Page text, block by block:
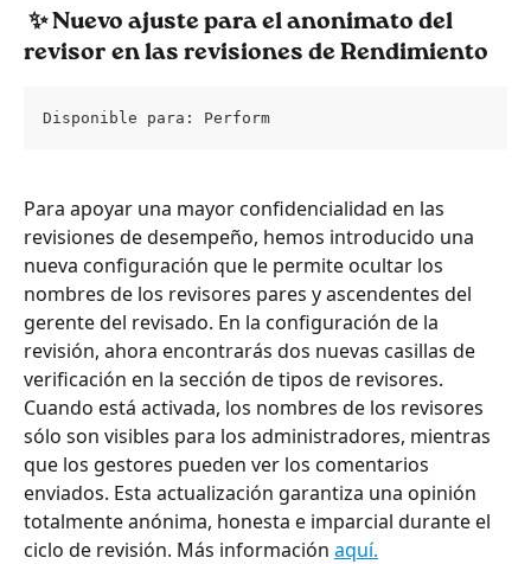
revisor en las revisiones de Rendimiento
Disponible para: Perform
Para apoyar una mayor confidencialidad en las
revisiones de desempeño, hemos introducido una
nueva configuración que le permite ocultar los
nombres de los revisores pares y ascendentes del
gerente del revisado. En la configuración de la
revisión, ahora encontrarás dos nuevas casillas de
verificación en la sección de tipos de revisores.
Cuando está activada, los nombres de los revisores
sólo son visibles para los administradores, mientras
que los gestores pueden ver los comentarios
enviados. Esta actualización garantiza una opinión
totalmente anónima, honesta e imparcial durante el
ciclo de revisión. Más información aquí.